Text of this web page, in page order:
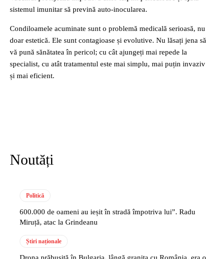
sistemul imunitar să prevină auto-inocularea.
Condiloamele acuminate sunt o problemă medicală serioasă, nu
doar estetică. Ele sunt contagioase și evolutive. Nu lăsați jena să
vă pună sănătatea în pericol; cu cât ajungeți mai repede la
specialist, cu atât tratamentul este mai simplu, mai puțin invaziv
și mai eficient.
Noutăți
Politică
600.000 de oameni au ieșit în stradă împotriva lui”. Radu
Miruță, atac la Grindeanu
Știri naționale
Drona prăbușită în Bulgaria, lângă granița cu România, era o